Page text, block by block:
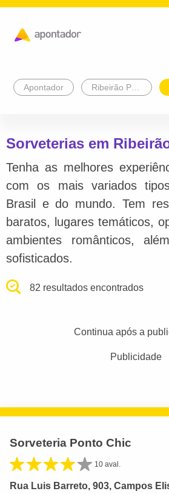
Apontador
Sorveterias em
Tenha as melhores
com os mais variados
Brasil e do mundo. Tem
baratos, lugares temáticos,
ambientes românticos,
sofisticados.
82 resultados encontrados
Continua após a
Publicidade
Sorveteria Ponto Chic
10 aval.
Rua Luis Barreto, 903, Campos